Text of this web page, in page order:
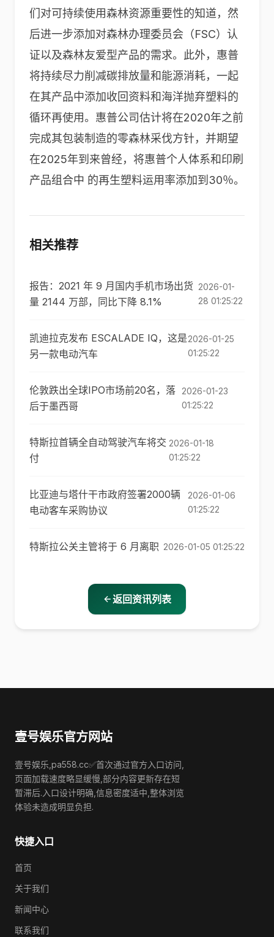
们对可持续使用森林资源重要性的知道，然
后进一步添加对森林办理委员会（FSC）认
证以及森林友爱型产品的需求。此外，惠普
将持续尽力削减碳排放量和能源消耗，一起
在其产品中添加收回资料和海洋抛弃塑料的
循环再使用。惠普公司估计将在2020年之前
完成其包装制造的零森林采伐方针，并期望
在2025年到来曾经，将惠普个人体系和印刷
产品组合中 的再生塑料运用率添加到30％。
相关推荐
报告：2021 年 9 月国内手机市场出货
量 2144 万部，同比下降 8.1%
2026-01-
28 01:25:22
凯迪拉克发布 ESCALADE IQ，这是
另一款电动汽车
2026-01-25
01:25:22
伦敦跌出全球IPO市场前20名，落
后于墨西哥
2026-01-23
01:25:22
特斯拉首辆全自动驾驶汽车将交
付
2026-01-18
01:25:22
比亚迪与塔什干市政府签署2000辆
电动客车采购协议
2026-01-06
01:25:22
特斯拉公关主管将于 6 月离职 2026-01-05 01:25:22
返回资讯列表
壹号娱乐官方网站
壹号娱乐,pa558.cc✅首次通过官方入口访问,
页面加载速度略显缓慢,部分内容更新存在短
暂滞后.入口设计明确,信息密度适中,整体浏览
体验未造成明显负担.
快捷入口
首页
关于我们
新闻中心
联系我们